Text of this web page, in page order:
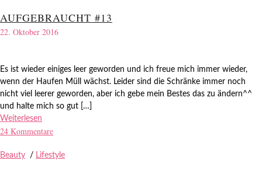
AUFGEBRAUCHT #13
22. Oktober 2016
Es ist wieder einiges leer geworden und ich freue mich immer wieder,
wenn der Haufen Müll wächst. Leider sind die Schränke immer noch
nicht viel leerer geworden, aber ich gebe mein Bestes das zu ändern^^
und halte mich so gut […]
Weiterlesen
24 Kommentare
Beauty / Lifestyle